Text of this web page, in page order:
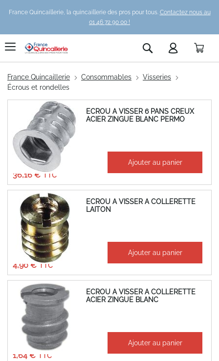
France Quincaillerie, la quincaillerie des pros pour tous. Contactez nous au
01 46 72 90 00 !
Rechercher
France Quincaillerie Consommables
Visseries
Écrous et rondelles
ECROU A VISSER 6 PANS CREUX
ACIER ZINGUE BLANC PERMO
À partir de
36,16 €
30,13 € Ajouter au panier
ECROU A VISSER A COLLERETTE
LAITON
À partir de
4,90 €
4,08 € Ajouter au panier
ECROU A VISSER A COLLERETTE
ACIER ZINGUE BLANC
À partir de
1,64 €
1,37 € Ajouter au panier